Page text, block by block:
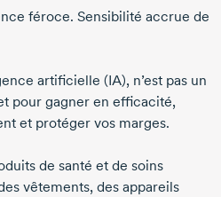
féroce. Sensibilité accrue de
artificielle (IA), n’est pas un
pour gagner en efficacité,
et protéger vos marges.
de santé et de soins
vêtements, des appareils